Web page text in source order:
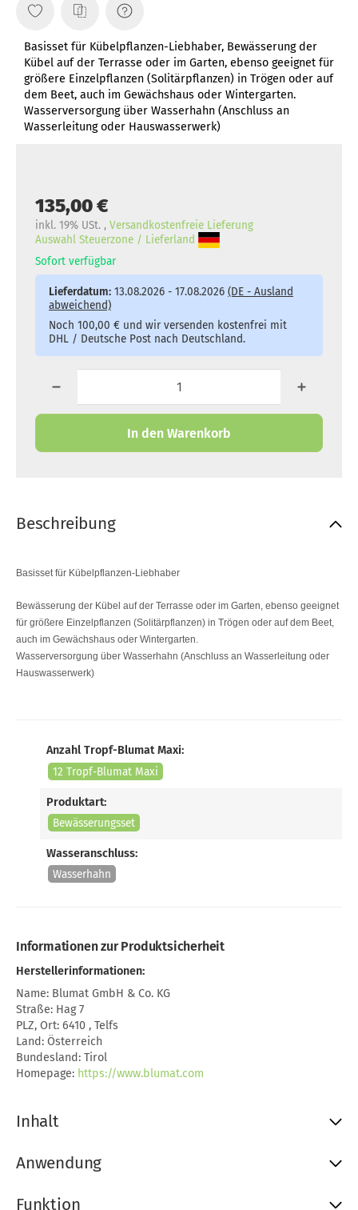
Basisset für Kübelpflanzen-Liebhaber, Bewässerung der
Kübel auf der Terrasse oder im Garten, ebenso geeignet für
größere Einzelpflanzen (Solitärpflanzen) in Trögen oder auf
dem Beet, auch im Gewächshaus oder Wintergarten.
Wasserversorgung über Wasserhahn (Anschluss an
Wasserleitung oder Hauswasserwerk)
135,00 €
inkl. 19% USt. , Versandkostenfreie Lieferung
Auswahl Steuerzone / Lieferland
Sofort verfügbar
Lieferdatum: 13.08.2026 - 17.08.2026 (DE - Ausland
abweichend)
Noch 100,00 € und wir versenden kostenfrei mit
DHL / Deutsche Post nach Deutschland.
In den Warenkorb
Beschreibung
Basisset für Kübelpflanzen-Liebhaber
Bewässerung der Kübel auf der Terrasse oder im Garten, ebenso geeignet
für größere Einzelpflanzen (Solitärpflanzen) in Trögen oder auf dem Beet,
auch im Gewächshaus oder Wintergarten.
Wasserversorgung über Wasserhahn (Anschluss an Wasserleitung oder
Hauswasserwerk)
Anzahl Tropf-Blumat Maxi:
12 Tropf-Blumat Maxi
Produktart:
Bewässerungsset
Wasseranschluss:
Wasserhahn
Informationen zur Produktsicherheit
Herstellerinformationen:
Name: Blumat GmbH & Co. KG
Straße: Hag 7
PLZ, Ort: 6410 , Telfs
Land: Österreich
Bundesland: Tirol
Homepage: https://www.blumat.com
Inhalt
Anwendung
Funktion